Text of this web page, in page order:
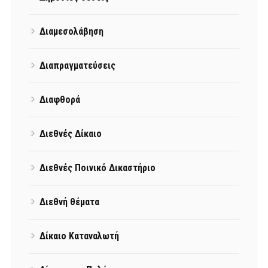
Διαμεσολάβηση
Διαπραγματεύσεις
Διαφθορά
Διεθνές Δίκαιο
Διεθνές Ποινικό Δικαστήριο
Διεθνή θέματα
Δίκαιο Καταναλωτή